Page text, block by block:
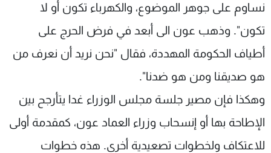
نساوم على جوهر الموضوع، والكهرباء تكون أو لا
تكون". وذهب عون الى أبعد في فرض الحرج على
أطياف الحكومة المهددة، فقال "نحن نريد أن نعرف من
هو صديقنا ومن هو ضدنا".
وهكذا فإن مصير جلسة مجلس الوزراء غدا يتأرجح بين
الإطاحة بها أو إنسحاب وزراء العماد عون، كمقدمة أولى
للاعتكاف ولخطوات تصعيدية أخرى. هذه خطوات